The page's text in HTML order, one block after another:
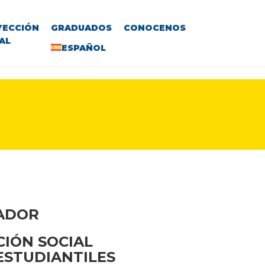
GRADUADOS
CONOCENOS
ESPAÑOL
SOCIAL